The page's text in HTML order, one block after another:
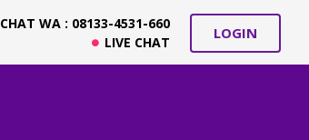
CHAT WA : 08133-4531-660
LIVE CHAT
LOGIN